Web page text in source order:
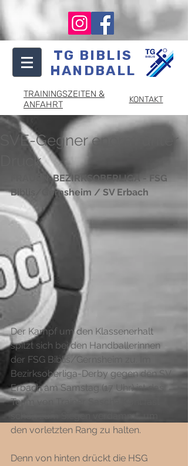
TG BIBLIS
HANDBALL
TRAININGSZEITEN &
ANFAHRT
KONTAKT
SVE-Gegner enorm unter
Druck
FRAUEN-BEZIRKSOBERLIGA - FSG
Biblis/Gernsheim / SV Erbach
Der Kampf um den Klassenerhalt
spitzt sich bei den Handballerinnen
der FSG Biblis/Gernsheim zu. Im
Bezirksoberliga-Derby gegen den SV
Erbach am Samstag (17 Uhr) ist das
Team von Trainer Sascha Köhl fast
schon zum Siegen verdammt, um
den vorletzten Rang zu halten.
Denn von hinten drückt die HSG